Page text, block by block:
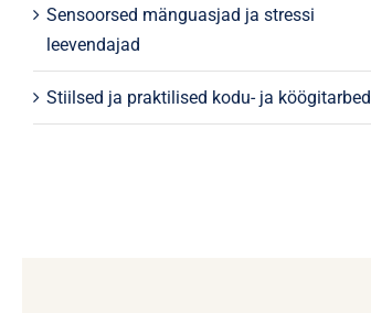
Sensoorsed mänguasjad ja stressi
leevendajad
Stiilsed ja praktilised kodu- ja köögitarbed